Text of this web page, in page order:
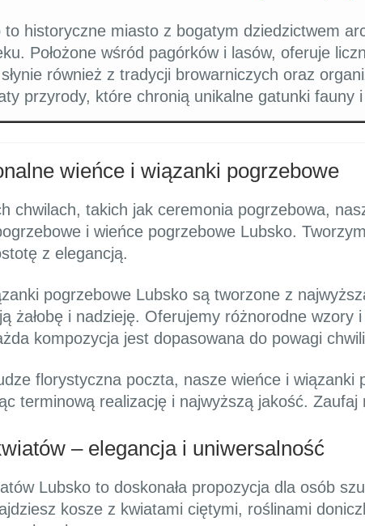
to historyczne miasto z bogatym dziedzictwem
Położone wśród pagórków i lasów, oferuje
również z tradycji browarniczych oraz
przyrody, które chronią unikalne gatunki fauny i
wieńce i wiązanki pogrzebowe
chwilach, takich jak ceremonia pogrzebowa,
i wieńce pogrzebowe Lubsko.
z elegancją.
pogrzebowe Lubsko są tworzone z
żałobę i nadzieję. Oferujemy różnorodne
kompozycja jest dopasowana do powagi
florystyczna poczta, nasze wieńce i
terminową realizację i najwyższą jakość.
– elegancja i uniwersalność
Lubsko to doskonała propozycja dla osób
kosze z kwiatami ciętymi, roślinami